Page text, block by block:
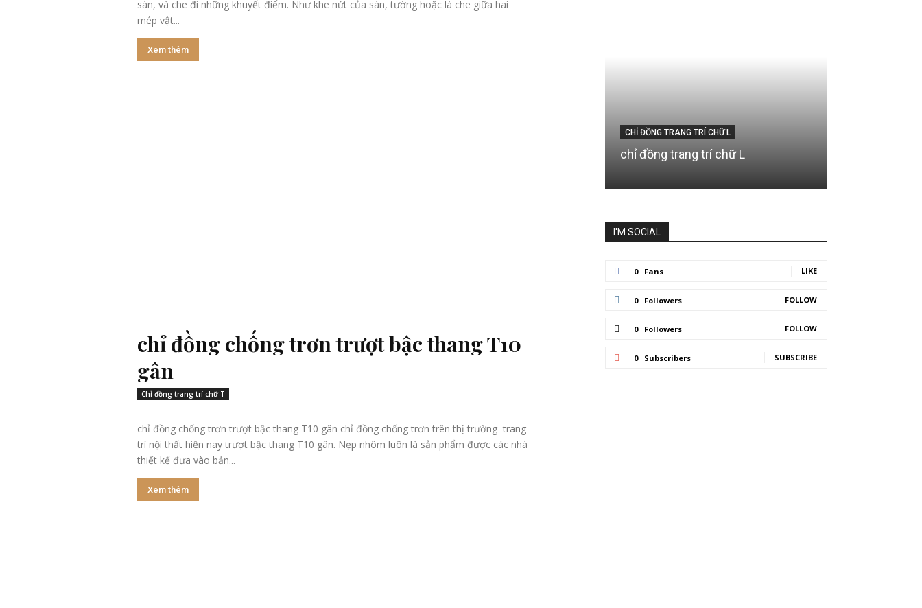
sàn, và che đi những khuyết điểm. Như khe nứt của sàn, tường hoặc là che giữa hai
mép vật...
Xem thêm
chỉ đồng chống trơn trượt bậc thang T10
gân
Chỉ đồng trang trí chữ T
chỉ đồng chống trơn trượt bậc thang T10 gân chỉ đồng chống trơn trên thị trường trang
trí nội thất hiện nay trượt bậc thang T10 gân. Nẹp nhôm luôn là sản phẩm được các nhà
thiết kế đưa vào bản...
Xem thêm
CHỈ ĐỒNG TRANG TRÍ CHỮ L
chỉ đồng trang trí chữ L
I'M SOCIAL
0 Fans LIKE
0 Followers FOLLOW
0 Followers FOLLOW
0 Subscribers SUBSCRIBE